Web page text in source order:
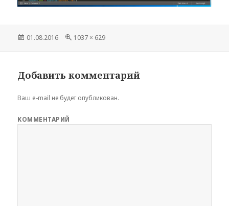
Опубликовано
01.08.2016
Полный
1037 × 629
Добавить комментарий
Ваш e-mail не будет опубликован.
КОММЕНТАРИЙ